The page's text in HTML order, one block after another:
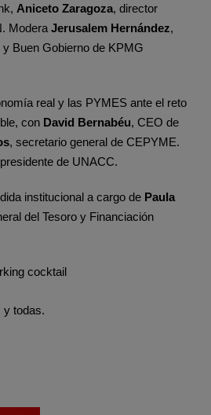
Aniceto Zaragoza, director
Modera Jerusalem Hernández,
Buen Gobierno de KPMG
real y las PYMES ante el reto
con David Bernabéu, CEO de
, secretario general de CEPYME.
presidente de UNACC.
institucional a cargo de Paula
del Tesoro y Financiación
cocktail
y todas.